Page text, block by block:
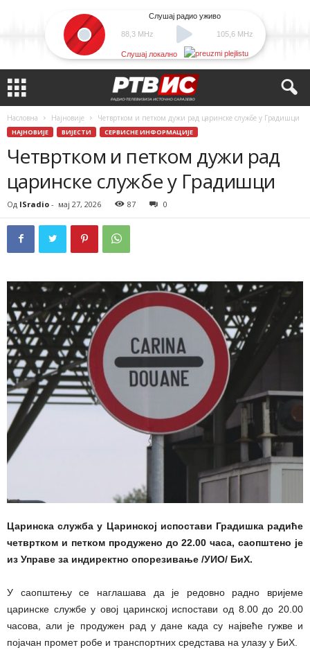
88,3 MHz
Слушај радио уживо
105,6 MHz
Слушај локално
Насловна Најновије Четвртком и петком дужи рад царинске службе у Градишци
НАЈНОВИЈЕ ВИЈЕСТИ СЕРВИСНЕ ИНФОРМАЦИЈЕ
Четвртком и петком дужи рад
царинске службе у Градишци
Од ISradio - мај 27, 2026 87 0
Царинска служба у Царинској испостави Градишка радиће
четвртком и петком продужено до 22.00 часа, саопштено је
из Управе за индиректно опорезивање /УИО/ БиХ.
У саопштењу се наглашава да је редовно радно вријеме
царинске службе у овој царинској испостави од 8.00 до 20.00
часова, али је продужен рад у дане када су највеће гужве и
појачан промет робе и транспортних средстава на улазу у БиХ.